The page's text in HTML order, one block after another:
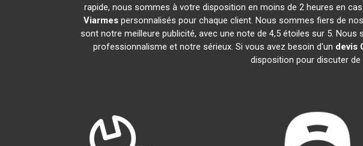
rapide, nous sommes à votre disposition en moins de 2 heures en
Viarmes personnalisés pour chaque client. Nous sommes fiers de
sont notre meilleure publicité, avec une note de 4,5 étoiles sur 5.
professionnalisme et notre sérieux. Si vous avez besoin d'un devis
disposition pour discuter